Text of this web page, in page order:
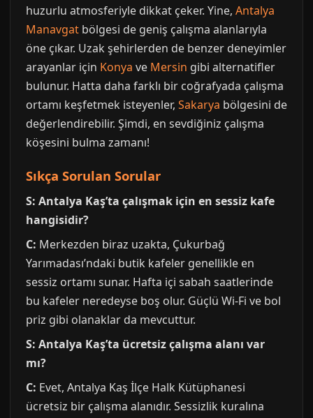
huzurlu atmosferiyle dikkat çeker. Yine, Antalya
Manavgat bölgesi de geniş çalışma alanlarıyla
öne çıkar. Uzak şehirlerden de benzer deneyimler
arayanlar için Konya ve Mersin gibi alternatifler
bulunur. Hatta daha farklı bir coğrafyada çalışma
ortamı keşfetmek isteyenler, Sakarya bölgesini de
değerlendirebilir. Şimdi, en sevdiğiniz çalışma
köşesini bulma zamanı!
Sıkça Sorulan Sorular
S: Antalya Kaş’ta çalışmak için en sessiz kafe
hangisidir?
C: Merkezden biraz uzakta, Çukurbağ
Yarımadası’ndaki butik kafeler genellikle en
sessiz ortamı sunar. Hafta içi sabah saatlerinde
bu kafeler neredeyse boş olur. Güçlü Wi-Fi ve bol
priz gibi olanaklar da mevcuttur.
S: Antalya Kaş’ta ücretsiz çalışma alanı var
mı?
C: Evet, Antalya Kaş İlçe Halk Kütüphanesi
ücretsiz bir çalışma alanıdır. Sessizlik kuralına